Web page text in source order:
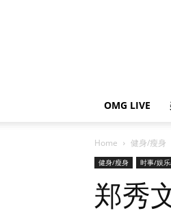
OMG LIVE
Home 健身/瘦身
健身/瘦身 时事/娱
郑秀